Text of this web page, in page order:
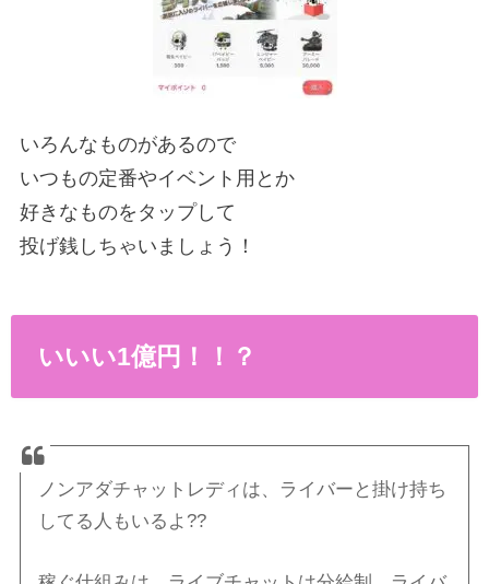
いろんなものがあるので
いつもの定番やイベント用とか
好きなものをタップして
投げ銭しちゃいましょう！
いいい1億円！！？
ノンアダチャットレディは、ライバーと掛け持ち
してる人もいるよ??